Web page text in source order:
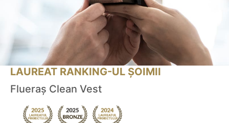
LAUREAT RANKING-UL ȘOIMII
Flueraș Clean Vest